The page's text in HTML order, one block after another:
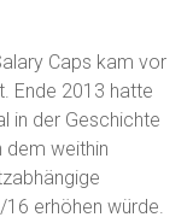
Caps kam vor
Ende 2013 hatte
in der Geschichte
dem weithin
erhöhen würde.